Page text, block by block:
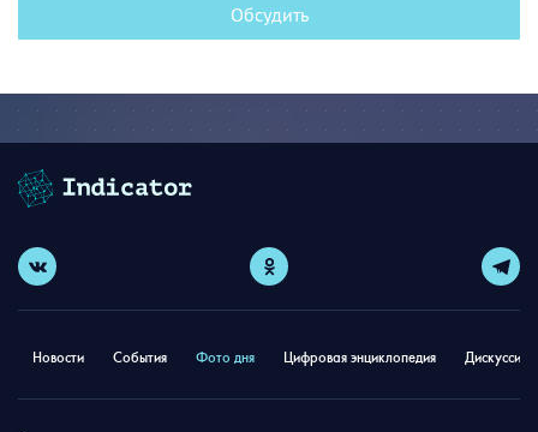
Обсудить
Новости События Фото дня Цифровая энциклопедия